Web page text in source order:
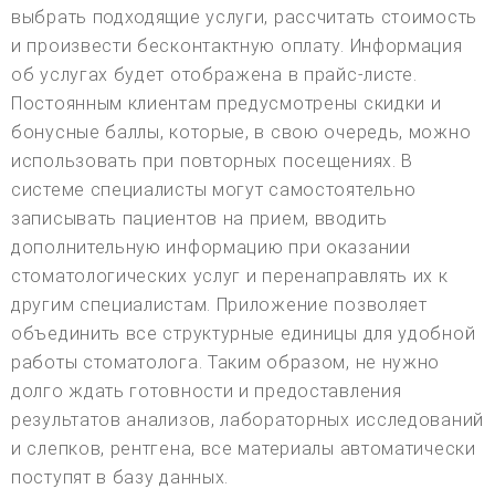
выбрать подходящие услуги, рассчитать стоимость
и произвести бесконтактную оплату. Информация
об услугах будет отображена в прайс-листе.
Постоянным клиентам предусмотрены скидки и
бонусные баллы, которые, в свою очередь, можно
использовать при повторных посещениях. В
системе специалисты могут самостоятельно
записывать пациентов на прием, вводить
дополнительную информацию при оказании
стоматологических услуг и перенаправлять их к
другим специалистам. Приложение позволяет
объединить все структурные единицы для удобной
работы стоматолога. Таким образом, не нужно
долго ждать готовности и предоставления
результатов анализов, лабораторных исследований
и слепков, рентгена, все материалы автоматически
поступят в базу данных.